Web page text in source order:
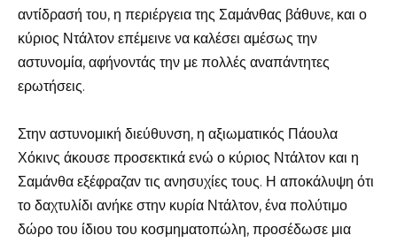
αντίδρασή του, η περιέργεια της Σαμάνθας βάθυνε, και ο
κύριος Ντάλτον επέμεινε να καλέσει αμέσως την
αστυνομία, αφήνοντάς την με πολλές αναπάντητες
ερωτήσεις.
Στην αστυνομική διεύθυνση, η αξιωματικός Πάουλα
Χόκινς άκουσε προσεκτικά ενώ ο κύριος Ντάλτον και η
Σαμάνθα εξέφραζαν τις ανησυχίες τους. Η αποκάλυψη ότι
το δαχτυλίδι ανήκε στην κυρία Ντάλτον, ένα πολύτιμο
δώρο του ίδιου του κοσμηματοπώλη, προσέδωσε μια